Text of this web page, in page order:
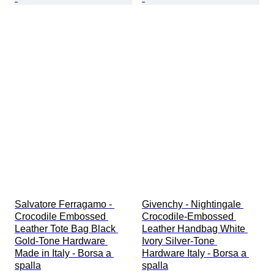
Salvatore Ferragamo -
Crocodile Embossed
Leather Tote Bag Black
Gold-Tone Hardware
Made in Italy - Borsa a
spalla
Givenchy - Nightingale
Crocodile-Embossed
Leather Handbag White
Ivory Silver-Tone
Hardware Italy - Borsa a
spalla